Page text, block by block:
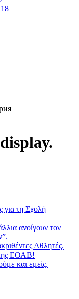
για τη Σχολή
ανοίγουν τον
Αθλητές.
ΕΟΑΒ!
και εμείς.